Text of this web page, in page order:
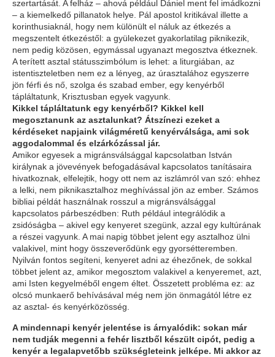
szertartását. A felház – ahová például Dániel ment fel imádkozni
– a kiemelkedő pillanatok helye. Pál apostol kritikával illette a
korinthusiaknál, hogy nem különült el náluk az étkezés a
megszentelt étkezéstől: a gyülekezet gyakorlatilag piknikezik,
nem pedig közösen, egymással ugyanazt megosztva étkeznek.
A terített asztal státusszimbólum is lehet: a liturgiában, az
istentiszteletben nem ez a lényeg, az úrasztalához egyszerre
jön férfi és nő, szolga és szabad ember, egy kenyérből
tápláltatunk, Krisztusban egyek vagyunk.
Kikkel tápláltatunk egy kenyérből? Kikkel kell
megosztanunk az asztalunkat? Átszínezi ezeket a
kérdéseket napjaink világméretű kenyérválsága, ami sok
aggodalommal és elzárkózással jár.
Amikor egyesek a migránsválsággal kapcsolatban István
királynak a jövevények befogadásával kapcsolatos tanításaira
hivatkoznak, elfelejtik, hogy ott nem az iszlámról van szó: ehhez
a lelki, nem piknikasztalhoz meghívással jön az ember. Számos
bibliai példát használnak rosszul a migránsválsággal
kapcsolatos párbeszédben: Ruth például integrálódik a
zsidóságba – akivel egy kenyeret szegünk, azzal egy kultúrának
a részei vagyunk. A mai napig többet jelent egy asztalhoz ülni
valakivel, mint hogy összeverődünk egy gyorsétteremben.
Nyilván fontos segíteni, kenyeret adni az éhezőnek, de sokkal
többet jelent az, amikor megosztom valakivel a kenyeremet, azt,
ami Isten kegyelméből engem éltet. Összetett probléma ez: az
olcsó munkaerő behívásával még nem jön önmagától létre ez
az asztal- és kenyérközösség.
A mindennapi kenyér jelentése is árnyalódik: sokan már
nem tudják megenni a fehér lisztből készült cipót, pedig a
kenyér a legalapvetőbb szükségleteink jelképe. Mi akkor az